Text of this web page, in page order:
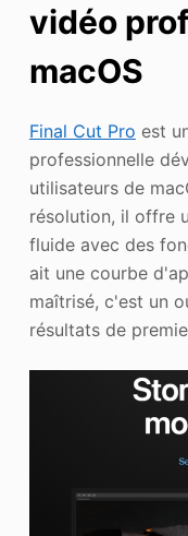
vidéo
macOS
Final Cut Pro est
professionnelle
utilisateurs de
résolution, il offre
fluide avec des
ait une courbe
maîtrisé, c'est un
résultats de